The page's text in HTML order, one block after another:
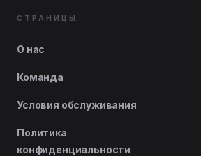
СТРАНИЦЫ
О нас
Команда
Условия обслуживания
Политика
конфиденциальности